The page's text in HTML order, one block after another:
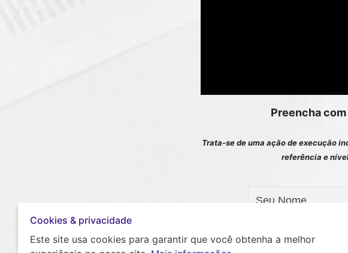
Preencha
Trata-se de uma ação de execução
referência e
Cookies & privacidade
Este site usa cookies para garantir que você obtenha a melhor